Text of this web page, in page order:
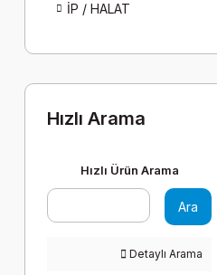
İP / HALAT
Hızlı Arama
Hızlı Ürün Arama
Ara
Detaylı Arama